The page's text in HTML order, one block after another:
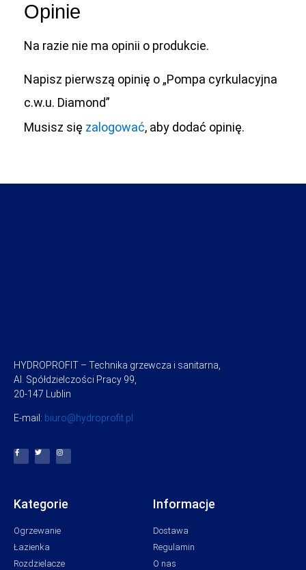
Opinie
Na razie nie ma opinii o produkcie.
Napisz pierwszą opinię o „Pompa cyrkulacyjna
c.w.u. Diamond”
Musisz się zalogować, aby dodać opinię.
HYDROPROFIT – Technika grzewcza i sanitarna,
Al. Spółdzielczości Pracy 99,
20-147 Lublin
E-mail: biuro@hydroprofit.pl
Kategorie
Ogrzewanie
Łazienka
Rozdzielacze
Informacje
Dostawa
Regulamin
O nas